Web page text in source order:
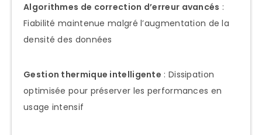
Seagate Expansion Desktop 4To
Toshiba vs Samsung vs SanDisk SSD
Installation et optimisation de votre
disque Toshiba 4To
Configuration initiale optimale
Algorithmes de correction d’erreur avancés :
Fiabilité maintenue malgré l’augmentation de la
densité des données
Gestion thermique intelligente : Dissipation
optimisée pour préserver les performances en
usage intensif